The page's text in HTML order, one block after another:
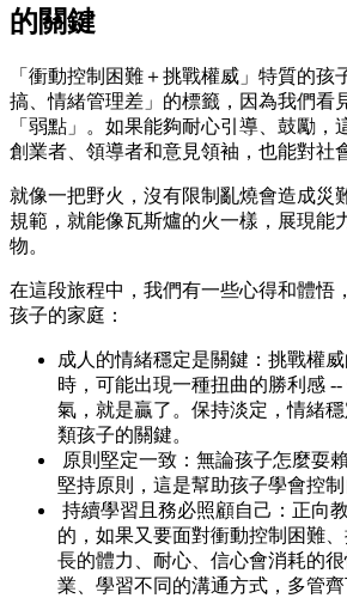
的關鍵
「衝動控制困難＋挑戰權威」特質的孩
搞、情緒管理差」的標籤，因為我們看
「弱點」。如果能夠耐心引導、鼓勵，
創業者、領導者和意見領袖，也能對社
就像一把野火，沒有限制亂燒會造成災
規範，就能像瓦斯爐的火一樣，展現能
物。
在這段旅程中，我們有一些心得和體悟
孩子的家庭：
成人的情緒穩定是關鍵：挑戰權
時，可能出現一種扭曲的勝利感
氣，就是贏了。保持淡定，情緒
類孩子的關鍵。
原則堅定一致：無論孩子怎麼耍
堅持原則，這是幫助孩子學會控
持續學習且務必照顧自己：正向
的，如果又要面對衝動控制困難
長的體力、耐心、信心會消耗的
業、學習不同的溝通方式，多管